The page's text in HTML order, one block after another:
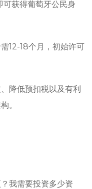
获得葡萄牙公民身
12-18个月，初始许可
降低预扣税以及有利
。
我需要投资多少资